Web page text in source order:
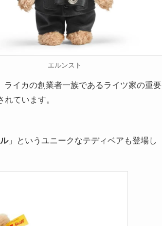
エルンスト
ライカの創業者一族であるライツ家の重要
れています。
」というユニークなテディベアも登場し